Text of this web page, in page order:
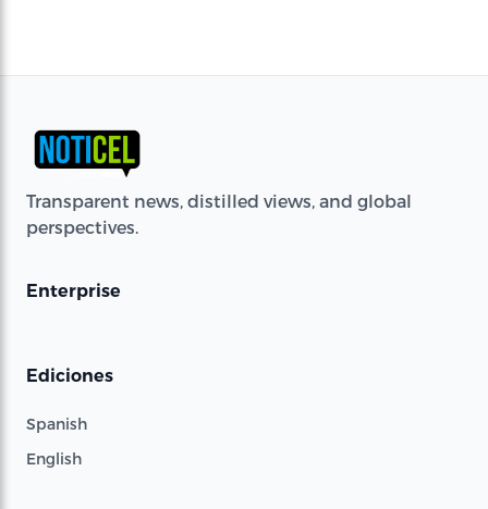
Transparent news, distilled views, and global
perspectives.
Enterprise
Ediciones
Spanish
English